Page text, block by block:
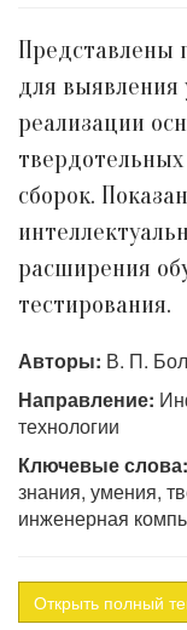
Представлены
для
реализации
сборок.
расширения
тестирования.
Авторы: В. П.
Направление:
технологии
Ключевые слова:
знания, умения,
инженерная
Открыть полный